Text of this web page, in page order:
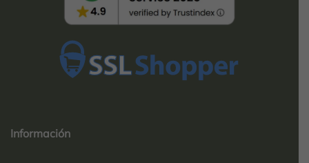
2025-
Información